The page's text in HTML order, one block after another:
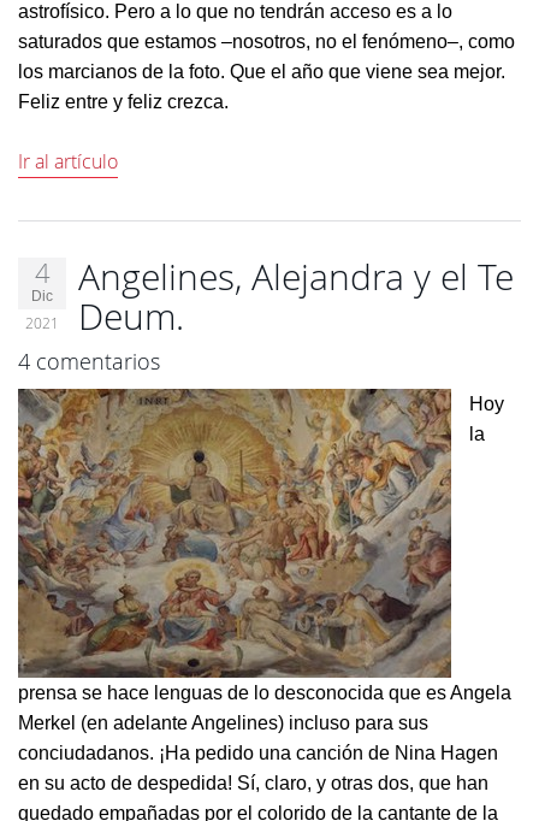
astrofísico. Pero a lo que no tendrán acceso es a lo
saturados que estamos –nosotros, no el fenómeno–, como
los marcianos de la foto. Que el año que viene sea mejor.
Feliz entre y feliz crezca.
Ir al artículo
4
Dic
2021
Angelines, Alejandra y el Te
Deum.
4 comentarios
Hoy
la
prensa se hace lenguas de lo desconocida que es Angela
Merkel (en adelante Angelines) incluso para sus
conciudadanos. ¡Ha pedido una canción de Nina Hagen
en su acto de despedida! Sí, claro, y otras dos, que han
quedado empañadas por el colorido de la cantante de la